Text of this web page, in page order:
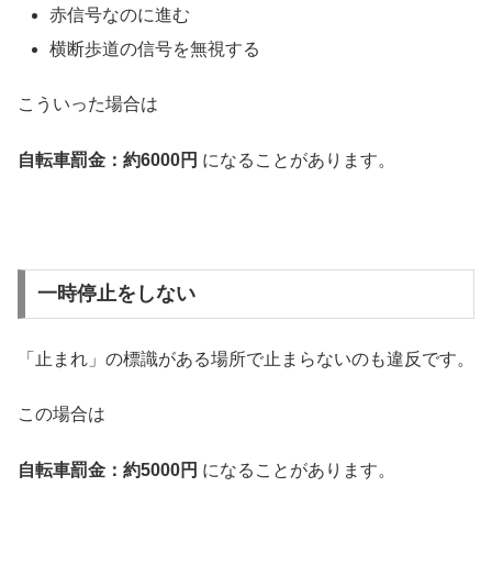
赤信号なのに進む
横断歩道の信号を無視する
こういった場合は
自転車罰金：約6000円 になることがあります。
一時停止をしない
「止まれ」の標識がある場所で止まらないのも違反です。
この場合は
自転車罰金：約5000円 になることがあります。